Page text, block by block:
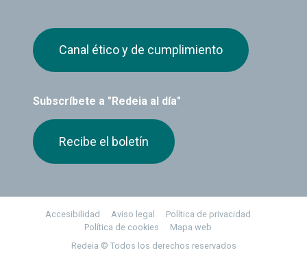
Subscríbete a "Redeia al día"
Recibe el boletín
Canal ético y de cumplimiento
Footer
Accesibilidad Aviso legal
Política de privacidad
Política de cookies
Mapa web
Redeia © Todos los derechos reservados